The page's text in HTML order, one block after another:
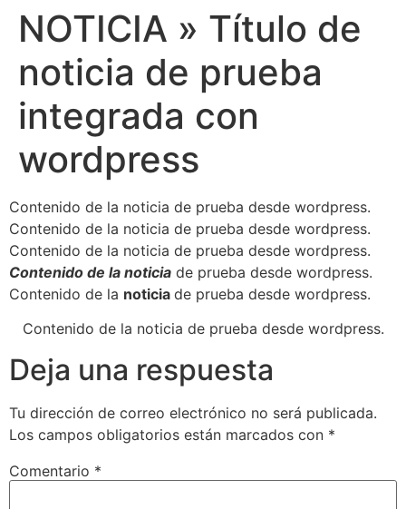
NOTICIA » Título de
noticia de prueba
integrada con
wordpress
Contenido de la noticia de prueba desde wordpress.
Contenido de la noticia de prueba desde wordpress.
Contenido de la noticia de prueba desde wordpress.
Contenido de la noticia de prueba desde wordpress.
Contenido de la noticia de prueba desde wordpress.
Contenido de la noticia de prueba desde wordpress.
Deja una respuesta
Tu dirección de correo electrónico no será publicada.
Los campos obligatorios están marcados con *
Comentario *